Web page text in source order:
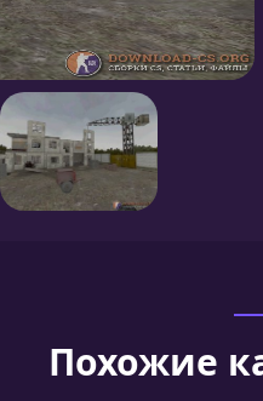
Похожие